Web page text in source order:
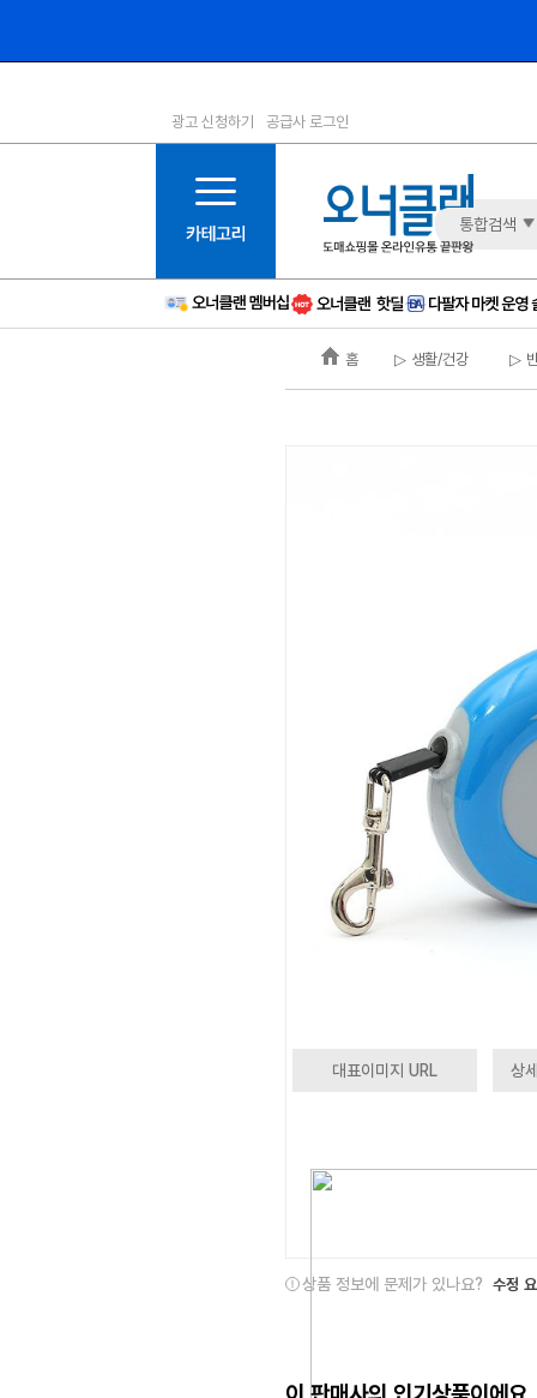
1등급
6등급
11등급
12등급
15등급
16등급
광고 신청하기 공급사 로그인
통합검색
홈 ▷ 생활/건강 ▷
대표이미지 URL 상
상품 정보에 문제가 있나요? 수정